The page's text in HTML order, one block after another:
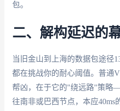
包。
二、解构延迟的
当旧金山到上海的数据包途径
都在挑战你的耐心阈值。普通
帮凶，在于它的"绕远路"策略
往南非或巴西节点，本应40ms